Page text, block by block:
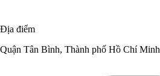
Địa điểm
Quận Tân Bình, Thành phố Hồ Chí Minh